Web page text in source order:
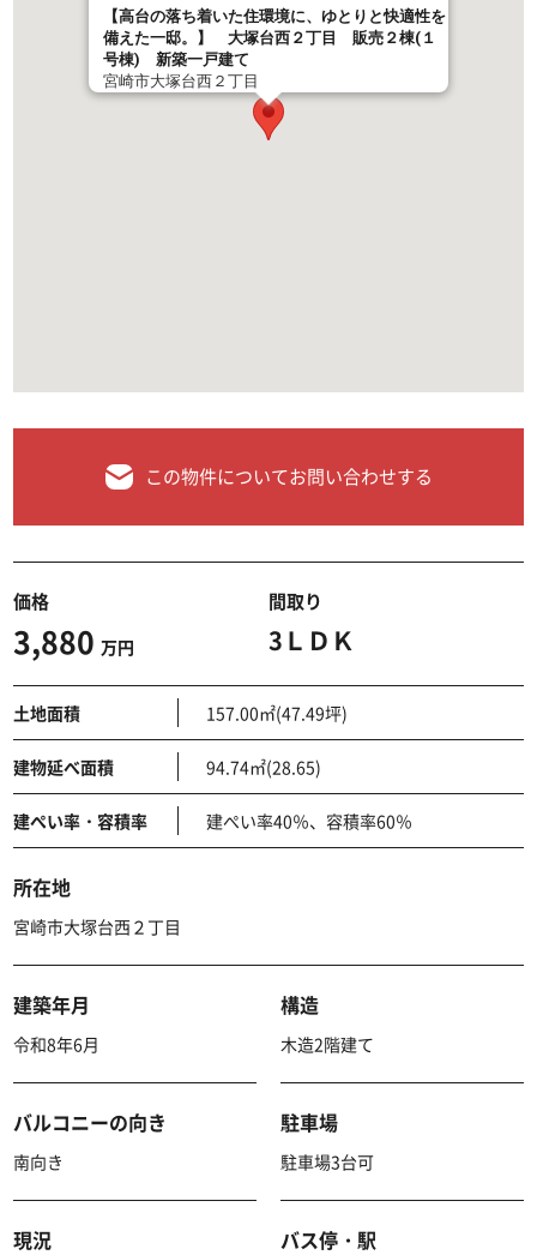
【高台の落ち着いた住環境に、ゆとりと快適性を
備えた一邸。】 大塚台西２丁目 販売２棟(１
号棟) 新築一戸建て
宮崎市大塚台西２丁目
この物件についてお問い合わせする
価格
3,880 万円
間取り
3ＬＤＫ
土地面積 157.00㎡(47.49坪)
建物延べ面積 94.74㎡(28.65)
建ぺい率・容積率 建ぺい率40％、容積率60％
所在地
宮崎市大塚台西２丁目
建築年月
令和8年6月
構造
木造2階建て
バルコニーの向き
南向き
駐車場
駐車場3台可
現況 バス停・駅